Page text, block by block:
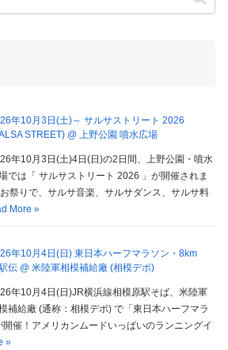
年10月3日(土)～ サルサストリート 2026
STREET) @ 上野公園 噴水広場
年10月3日(土)4日(日)の2日間、上野公園・噴水
では「 サルサストリート 2026 」が開催されま
祭りで、サルサ音楽、サルサダンス、サルサ料
More »
年10月4日(日) 東日本ハーフマラソン・8km
伝 @ 米陸軍相模補給廠 (相模デポ)
年10月4日(日)JR横浜線相模原駅そば、米陸軍
補給廠 (通称：相模デポ) で「東日本ハーフマラ
催！アメリカンムードいっぱいのランニングイ
»